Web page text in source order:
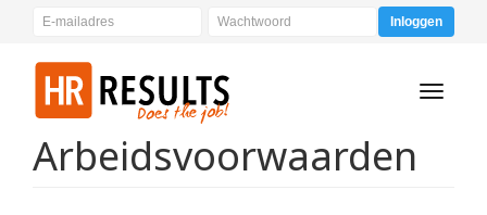
Arbeidsvoorwaarden
Inloggen
Toggle